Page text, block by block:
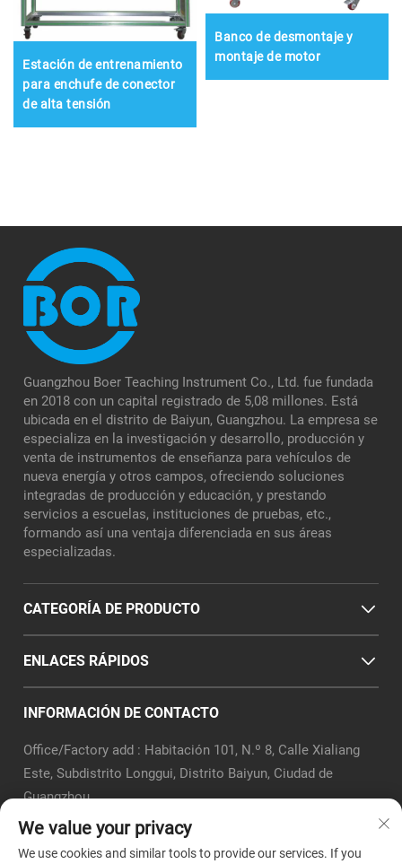
Estación de entrenamiento
para enchufe de conector
de alta tensión
Banco de desmontaje y
montaje de motor
Guangzhou Boer Teaching Instrument Co., Ltd. fue fundada
en 2018 con un capital registrado de 5,08 millones. Está
ubicada en el distrito de Baiyun, Guangzhou. La empresa se
especializa en la investigación y desarrollo, producción y
venta de instrumentos de enseñanza para vehículos de
nueva energía y otros campos, ofreciendo soluciones
integradas de producción y educación, y prestando
servicios a escuelas, instituciones de pruebas, etc.,
formando así una ventaja diferenciada en sus áreas
especializadas.
CATEGORÍA DE PRODUCTO
ENLACES RÁPIDOS
INFORMACIÓN DE CONTACTO
Office/Factory add : Habitación 101, N.º 8, Calle Xialiang
Este, Subdistrito Longgui, Distrito Baiyun, Ciudad de
Guangzhou
Correo electrónico:[email protected]
+86-18320351294
We value your privacy
We use cookies and similar tools to provide our services. If you